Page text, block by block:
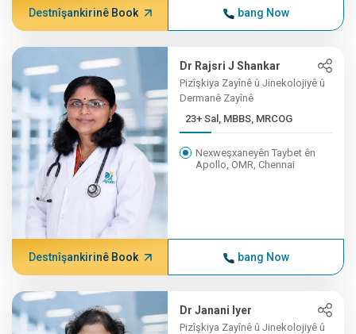
Destnîşankirinê Book bang Now
Dr Rajsri J Shankar
Pizîşkiya Zayînê û Jinekolojiyê û
Dermanê Zayînê
23+ Sal, MBBS, MRCOG
Nexweşxaneyên Taybet ên
Apollo, OMR, Chennai
Destnîşankirinê Book bang Now
Dr Janani Iyer
Pizîşkiya Zayînê û Jinekolojiyê û